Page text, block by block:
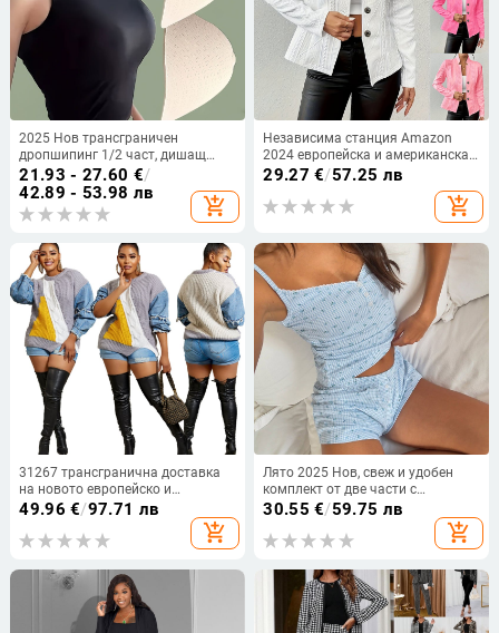
2025 Нов трансграничен
дропшипинг 1/2 част, дишащ
ежедневен костюм с фалшиво
мляко и чашка F, за кръстосано
преобличане
21.93 - 27.60 €/
42.89 - 53.98 лв
add_shopping_cart
Независима станция Amazon
2024 европейска и американска
външна търговия есен и зима
малък костюм с копчета
29.27 €/57.25 лв
add_shopping_cart
31267 трансгранична доставка
на новото европейско и
американско дамско най-
продавано дънково плетено яке
от независимата станция на
49.96 €/97.71 лв
add_shopping_cart
Лято 2025 Нов, свеж и удобен
комплект от две части с
контрастен щампа и каре,
едноредни тиранти и талията
30.55 €/59.75 лв
add_shopping_cart